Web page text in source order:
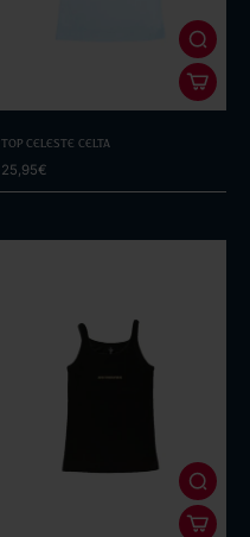
Top Celeste Celta
25,95€